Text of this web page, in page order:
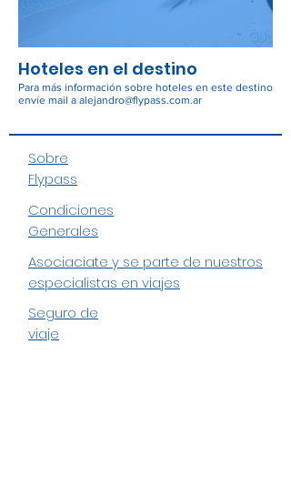
Hoteles en el destino
Para más información sobre hoteles en este destino
envíe mail a alejandro@flypass.com.ar
Sobre
Flypass
Condiciones
Generales
Asociaciate y se parte de nuestros
especialistas en viajes
Seguro de
viaje